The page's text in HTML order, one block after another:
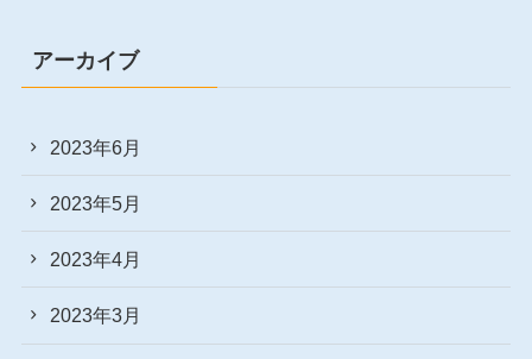
アーカイブ
2023年6月
2023年5月
2023年4月
2023年3月